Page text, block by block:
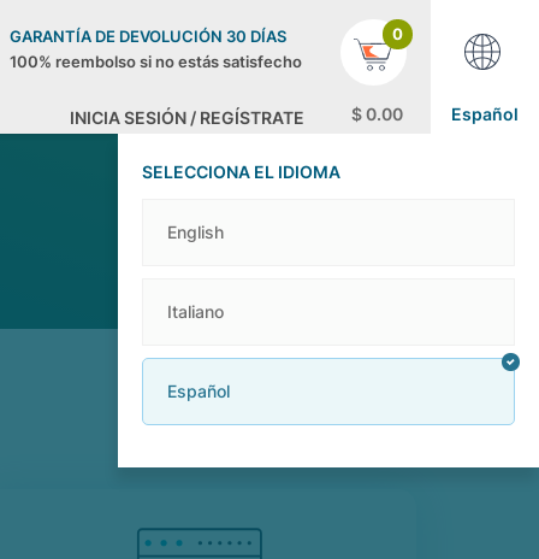
GARANTÍA DE DEVOLUCIÓN 30 DÍAS
100% reembolso si no estás satisfecho
INICIA SESIÓN / REGÍSTRATE
0
$0.00 Español
SELECCIONA EL IDIOMA
English
Italiano
Español